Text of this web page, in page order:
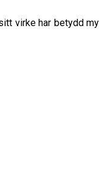
virke har betydd